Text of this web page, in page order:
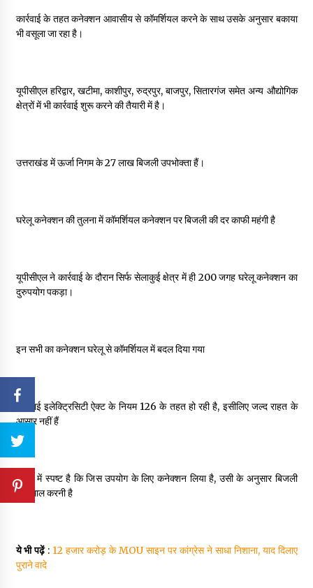
कार्रवाई के तहत कनेक्शन आवासीय से कॉमर्शियल करने के साथ उसके अनुसार बकाया
भी वसूला जा रहा है।
यूपीसीएल हरिद्वार, खटीमा, काशीपुर, रुद्रपुर, बाजपुर, सितारगंज समेत अन्य औद्योगिक
क्षेत्रों में भी कार्रवाई शुरू करने की तैयारी में है।
उत्तराखंड में ऊर्जा निगम के 27 लाख बिजली उपभोक्ता हैं।
घरेलू कनेक्शन की तुलना में कॉमर्शियल कनेक्शन पर बिजली की दर काफी महंगी है
यूपीसीएल ने कार्रवाई के दौरान सिर्फ सेलाकुई क्षेत्र में ही 200 जगह घरेलू कनेक्शन का
दुरुपयोग पकड़ा।
इन सभी का कनेक्शन घरेलू से कॉमर्शियल में बदल दिया गया
कार्रवाई इलेक्ट्रिसिटी ऐक्ट के नियम 126 के तहत हो रही है, इसीलिए जल्द राहत के
आसार नहीं हैं
नियम में स्पष्ट है कि जिस उपयोग के लिए कनेक्शन लिया है, उसी के अनुसार बिजली
इस्तेमाल करनी है
ये भी पढ़ें: 12 हजार करोड़ के MOU साइन पर कांग्रेस ने साधा निशाना, याद दिलाए
पुराने वादे